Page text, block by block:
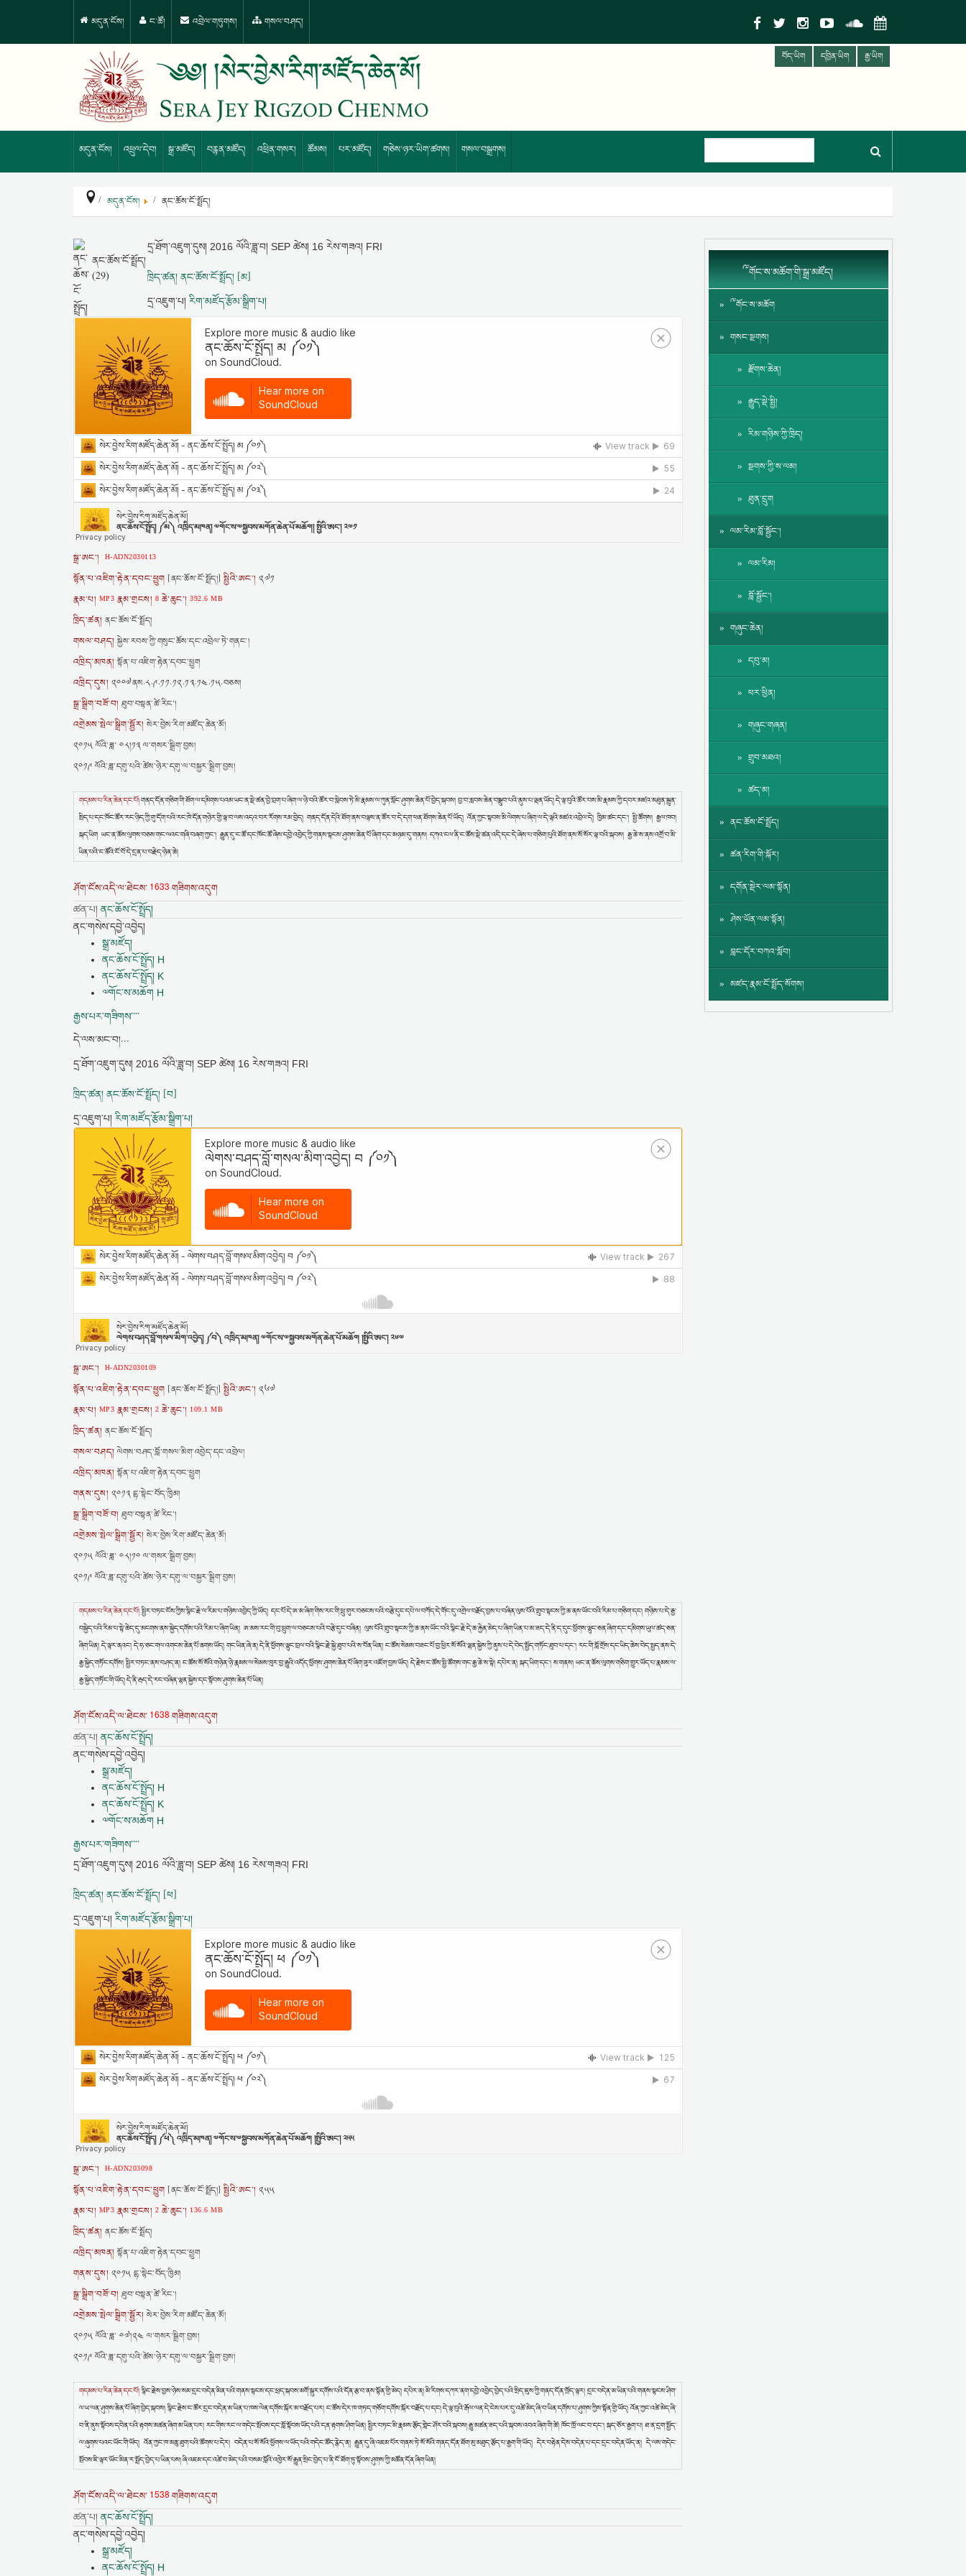
མདུན་ངོས། ང་ཚོ། འབྲེལ་གཏུགས། གསལ་བཤད།
བོད་ཡིག དབྱིན་ཡིག རྒྱ་ཡིག
མདུན་ངོས། འཕྲུལ་དེབ། སྒྲ་མཛོད། བརྙན་མཛོད། འཕྲིན་གསར། ཚོམས། པར་མཛོད། གཅེས་ཉར་ཡིག་ཚགས། གསལ་བསྒྲགས།
མདུན་ངོས། ནང་ཆོས་ངོ་སྤྲོད།
ནང་ཆོས་ངོ་སྤྲོད།
(29)
དྲ་ཐོག་འཇུག་དུས། 2016 ལོའི་ཟླ་བ། SEP ཚེས། 16 རེས་གཟའ། FRI
ཁྲིད་ཚན། ནང་ཆོས་ངོ་སྤྲོད། [མ]
དྲ་འཇུག་པ། རིག་མཛོད་རྩོམ་སྒྲིག་པ།
སྒྲ་ཨང་། H-ADN2030113
སྟོན་པ་འཇིག་རྟེན་དབང་ཕྱུག [ནང་ཆོས་ངོ་སྤྲོད།] སྤྱིའི་ཨང་། ༢༧༡
རྣམ་པ། MP3 རྣམ་གྲངས། 8 ཆེ་ཆུང་། 392.6 MB
ཁྲིད་ཚན།ནང་ཆོས་ངོ་སྤྲོད།
གསལ་བཤད།སྐྱེས་རབས་ཀྱི་གསུང་ཆོས་དང་འབྲེལ་ཏེ་གནང་།
འཁྲིད་མཁན།སྟོན་པ་འཇིག་རྟེན་དབང་ཕྱུག
འཁྲིད་དུས། ༢༠༠༧ནས.༨.༩.༡༡.༡༢.༡༣.༡༤.༡༥.བཅས།
སྒྲ་སྒྲིག་བཟོ་བ། ཐུབ་བསྟན་ཚེ་རིང་།
འགྲེམས་སྤེལ་སྒྲིག་སྦྱོར།སེར་བྱེས་རིག་མཛོད་ཆེན་མོ།
༢༠༡༥ ལོའི་ཟླ་ ༠༨།༡༣ ལ་གསར་སྒྲིག་བྱས།
༢༠༡༩ ལོའི་ཟླ་དགུ་པའི་ཚེས་ཉེར་དགུ་ལ་བསྐྱར་སྒྲིག་བྱས།
གདམས་པ་རིན་ཆེན་དང་པོ།གནད་དོན་གཅིག་གི་ཐོག་ལ་དམིགས་པའམ་ཡང་ན་སྡེ་ཚན་བྱེ་བྲག་པ་ཞིག་ལ་ཉེ་བའི་ཚོར་བ་སླེབས་ཏེ་མི་རྣམས་ལ་ཀུན་སློང་ཤུགས་ཆེན་པོ་བྱེད་སྐབས། བྱ་བ་རླབས་ཆེན་བསྒྲུབ་པའི་ནུས་པ་ལྡན་ཡོད། དེ་ལྟ་བུའི་ཚོར་བས་མི་རྣམས་ཀྱི་དབར་མཛའ་མཐུན་སྐྲུན་
སྲིད་པ་དང་ཁོང་ཚོར་རང་ཉིད་ཀྱི་གུ་དོག་པའི་རང་ཁེ་དོན་གཉེར་གྱི་ལྟ་བ་ལས་འདའ་བར་རོགས་རམ་བྱེད། གནད་དོན་དེའི་ཐོག་ནས་བལྟས་ན་ཚོར་བ་དེ་དག་ཕན་ཐོགས་ཆེན་པོ་ཡོད། འོན་ཀྱང་སྟབས་མི་ལེགས་པ་ཞིག་ལ་དེ་ལྟའི་མཛའ་འབྲེལ་དེ། ཁྱིམ་ཚང་དང་། སྤྱི་ཚོགས། རྒྱལ་ཁབ།
སྐད་ཡིག ཡང་ན་ཆོས་ལུགས་བཅས་གང་ལའང་གཞི་བཞག་ཀྱང་། རྒྱུན་དུ་ང་ཚོ་དང་ཁོང་ཚོ་ཞེས་དབྱེ་འབྱེད་ཀྱི་གནས་སྟངས་ཤུགས་ཆེན་པོ་ཞིག་དང་མཉམ་དུ་གནས། དཀའ་ངལ་ནི་ང་ཚོས་སྡེ་ཚན་འདི་དང་དེ་ཞེས་པ་གཅིག་པུའི་ཐོག་ནས་སོ་སོར་ལྟ་བའི་སྐབས། རྒྱ་ཆེ་ས་ནས་འགྲོ་བ་མི་
ཡིན་པའི་ང་ཚོའི་ངོ་བོ་དེ་དྲན་པ་བརྗེད་ཉེན་ཆེ།
ཤོག་ངོས་འདི་ལ་ཐེངས་ 1633 གཟིགས་འདུག
ཚན་པ། ནང་ཆོས་ངོ་སྤྲོད།
ནང་གསེས་དབྱེ་འབྱེད།
སྒྲ་མཛོད།
ནང་ཆོས་ངོ་སྤྲོད། H
ནང་ཆོས་ངོ་སྤྲོད། K
༧གོང་ས་མཆོག H
རྒྱས་པར་གཟིགས་་་་
དེ་ལས་མང་བ།...
དྲ་ཐོག་འཇུག་དུས། 2016 ལོའི་ཟླ་བ། SEP ཚེས། 16 རེས་གཟའ། FRI
ཁྲིད་ཚན། ནང་ཆོས་ངོ་སྤྲོད། [བ]
དྲ་འཇུག་པ། རིག་མཛོད་རྩོམ་སྒྲིག་པ།
སྒྲ་ཨང་། H-ADN2030109
སྟོན་པ་འཇིག་རྟེན་དབང་ཕྱུག [ནང་ཆོས་ངོ་སྤྲོད།] སྤྱིའི་ཨང་། ༢༦༧
རྣམ་པ། MP3 རྣམ་གྲངས། 2 ཆེ་ཆུང་། 109.1 MB
ཁྲིད་ཚན། ནང་ཆོས་ངོ་སྤྲོད།
གསལ་བཤད།ལེགས་བཤད་བློ་གསལ་མིག་འབྱེད་དང་འབྲེལ།
འཁྲིད་མཁན།སྟོན་པ་འཇིག་རྟེན་དབང་ཕྱུག
གནས་དུས། ༢༠༡༣ དྷ་སྟེང་བོད་ཁྱིམ།
སྒྲ་སྒྲིག་བཟོ་བ།ཐུབ་བསྟན་ཚེ་རིང་།
འགྲེམས་སྤེལ་སྒྲིག་སྦྱོར། སེར་བྱེས་རིག་མཛོད་ཆེན་མོ།
༢༠༡༥ ལོའི་ཟླ་ ༠༨།༡༠ ལ་གསར་སྒྲིག་བྱས།
༢༠༡༩ ལོའི་ཟླ་དགུ་པའི་ཚེས་ཉེར་དགུ་ལ་བསྐྱར་སྒྲིག་བྱས།
གདམས་པ་རིན་ཆེན་དང་པོ། སྤྱིར་བཏང་ངོས་ཀྱིས་སྙིང་རྗེ་ལ་རིམ་པ་གཉིས་འབྱེད་ཀྱི་ཡོད། དང་པོ་དེ་ཨ་མ་ཞིག་གིས་རང་གི་ཕྲུ་གུར་བཅངས་པའི་བརྩེ་དུང་དཔེ་ལ་བཀོད་དེ་གོང་དུ་འགྲེལ་བརྗོད་བྱས་པ་བཞིན་ལུས་པོའི་གྲུབ་སྟངས་ཀྱི་ཆ་ནས་ཡོང་བའི་རིམ་པ་གཅིག་དང། གཉིས་པ་དེ་རྒྱ་
བསྐྱེད་པའི་རིམ་པ་སྟེ་ཆེད་དུ་མངགས་ནས་སྐྱེད་དགོས་པའི་རིམ་པ་ཞིག་ཡིན། ཨ་མས་རང་གི་བུ་ཕྲུག་ལ་བཅངས་པའི་བརྩེ་དུང་བཞིན། ལུས་པོའི་གྲུབ་སྟངས་ཀྱི་ཆ་ནས་ཡོང་བའི་སྙིང་རྗེ་དེ་ཆ་རྐྱེན་མེད་པ་ཞིག་ཡིན་པ་མ་ཟད་དེ་ནི་ད་དུང་ཕྱོགས་ལྷུང་ཅན་ཞིག་དང་དམིགས་ཡུལ་ཚད་ཅན་
ཞིག་ཡིན། དེ་ལྟར་ནའང། དེ་ཧ་ཅང་གལ་འགངས་ཆེན་པོ་ཆགས་ཡོད། གང་ཡིན་ཞེ་ན། དེ་ནི་ཕྱོགས་ལྷུང་བྲལ་བའི་སྙིང་རྗེ་སྐྱེ་ཐུབ་པའི་ས་བོན་ཡིན། ང་ཚོས་སེམས་བཟང་པོ་བྱ་ཕྱིར་སོ་སོའི་ལྷན་སྐྱེས་ཀྱི་ནུས་པ་དེ་བེད་སྤྱོད་གཏོང་ཐུབ་པ་དང་། རང་གི་བློ་གྲོས་དང་ཡིད་ཆེས་བེད་སྤྱད་ནས་དེ་
རྒྱ་སྐྱེད་གཏོང་དགོས། སྤྱིར་བཏང་ནས་བཤད་ན། ང་ཚོས་སོ་སོའི་གཉེན་ཉེ་རྣམས་ལ་སེམས་ཁུར་བྱ་རྒྱུའི་འདོད་ཕྱོགས་ཤུགས་ཆེན་པོ་ཞིག་ཟུར་འཇོག་བྱས་ཡོད། དེ་རྗེས་ང་ཚོས་སྤྱི་ཚོགས་གང་རྒྱ་ཆེ་ས་སྟེ། དཔེར་ན། སྐད་ཡིག་དང་། ས་གནས། ཡང་ན་ཆོས་ལུགས་གཅིག་གྱུར་ཡོད་པ་རྣམས་ལ་
རྒྱ་སྐྱེད་གཏོང་གི་ཡོད། དེ་ནི་རྦད་དེ་རང་བཞིན་ལྷན་སྐྱེས་དང་སྟོབས་ཤུགས་ཆེན་པོ་ཡིན།
ཤོག་ངོས་འདི་ལ་ཐེངས་ 1638 གཟིགས་འདུག
ཚན་པ། ནང་ཆོས་ངོ་སྤྲོད།
ནང་གསེས་དབྱེ་འབྱེད།
སྒྲ་མཛོད།
ནང་ཆོས་ངོ་སྤྲོད། H
ནང་ཆོས་ངོ་སྤྲོད། K
༧གོང་ས་མཆོག H
རྒྱས་པར་གཟིགས་་་་
དྲ་ཐོག་འཇུག་དུས། 2016 ལོའི་ཟླ་བ། SEP ཚེས། 16 རེས་གཟའ། FRI
ཁྲིད་ཚན། ནང་ཆོས་ངོ་སྤྲོད། [ཕ]
དྲ་འཇུག་པ། རིག་མཛོད་རྩོམ་སྒྲིག་པ།
སྒྲ་ཨང་། H-ADN203098
སྟོན་པ་འཇིག་རྟེན་དབང་ཕྱུག [ནང་ཆོས་ངོ་སྤྲོད།] སྤྱིའི་ཨང་། ༢༥༥
རྣམ་པ། MP3 རྣམ་གྲངས། 2 ཆེ་ཆུང་། 136.6 MB
ཁྲིད་ཚན། ནང་ཆོས་ངོ་སྤྲོད།
འཁྲིད་མཁན།སྟོན་པ་འཇིག་རྟེན་དབང་ཕྱུག
གནས་དུས། ༢༠༡༥ དྷ་སྟེང་བོད་ཁྱིམ།
སྒྲ་སྒྲིག་བཟོ་བ།ཐུབ་བསྟན་ཚེ་རིང་།
འགྲེམས་སྤེལ་སྒྲིག་སྦྱོར།སེར་བྱེས་རིག་མཛོད་ཆེན་མོ།
༢༠༡༥ ལོའི་ཟླ་ ༠༧།༢༤ ལ་གསར་སྒྲིག་བྱས།
༢༠༡༩ ལོའི་ཟླ་དགུ་པའི་ཚེས་ཉེར་དགུ་ལ་བསྐྱར་སྒྲིག་བྱས།
གདམས་པ་རིན་ཆེན་དང་པོ། སྙིང་རྗེས་བྱས་ཉེས་སམ་དྲང་བདེན་མིན་པའི་གནས་སྟངས་དང་ཕྲད་སྐབས་མགོ་སྒུར་དགོས་པའི་དོན་རྩ་བ་ནས་སྟོན་གྱི་མེད། དཔེར་ན། མི་རིགས་དཀར་ནག་དབྱེ་འབྱེད་བྱེད་པའི་སྲིད་ཇུས་ཀྱི་གནད་དོན་ཁྲོད་ལྟར། དྲང་བདེན་མ་ཡིན་པའི་གནས་སྟངས་ཤིག་
ལ་ཡ་ལན་ཤུགས་ཆེན་པོ་ཞིག་བྱེད་སྐབས། སྙིང་རྗེས་ང་ཚོར་དྲང་བདེན་མ་ཡིན་པ་ཁས་ལེན་དགོས་སྐོར་མ་བརྗོད་པར། ང་ཚོས་དེར་ཁ་གཏད་གཅོག་དགོས་སྐོར་བརྗོད་པ་དང། དེ་ལྟ་བུའི་རྒོལ་ལན་དེ་ངེས་པར་དུ་འཚེ་མེད་ཞི་བ་ཡིན་དགོས་པ་ཤུགས་ཀྱིས་སྟོན་གྱི་ཡོད། འོན་ཀྱང་འཚེ་མེད་ཞི་
བ་ནི་ནུས་སྟོབས་དབེན་པའི་རྟགས་མཚན་ཞིག་མ་ཡིན་པར། རང་གིས་རང་ལ་གདེང་སྤོབས་དང་བློ་སྟོབས་ཡོད་པའི་དན་རྟགས་ཤིག་ཡིན། སྤྱིར་བཏང་མི་རྣམས་རྩོད་གླེང་ཤོར་བའི་སྐབས། རྒྱུ་མཚན་ཟད་པའི་སྐབས་འབའ་ཞིག་གི་ཚེ། ཁོང་ཁྲོ་ལང་བ་དང་། སྐད་ཅོར་རྒྱག་པ། ཐ་ན་དྲག་སྤྱོད་
ལ་ཞུགས་པའང་ཡོང་གི་ཡོད། འོན་ཀྱང་ཁ་མཆུ་ཐུག་པའི་ཚོགས་པ་དེར། བདེན་པ་སོ་སོའི་ཕྱོགས་ལ་ཡོད་པའི་གདེང་ཚོད་རྙེད་ན། རྒྱུན་དུ་ཞི་འཇམ་པོར་གནས་ཏེ་སོ་སོའི་གནད་དོན་ཐོག་མུ་མཐུད་རྩོད་པ་རྒྱག་གི་ཡོད། དེར་བརྟེན་དེས་བདེན་པ་དང་དྲང་བདེན་ཡོད་ན། དེ་ལས་གདེང་
སྤོབས་ཇི་ལྟར་ཡོང་མིན་ར་སྤྲོད་བྱེད་པ་ཡིན་པས། ཞི་འཇམ་དང་འཚེ་བ་མེད་པའི་བསམ་བློའི་འཁྱེར་སོ་རྒྱུན་སྲིང་བྱེད་པ་ནི་ངོ་ཐོག་ཏུ་སྟོབས་ཤུགས་ཀྱི་མཚོན་དོན་ཞིག་ཡིན།
ཤོག་ངོས་འདི་ལ་ཐེངས་ 1538 གཟིགས་འདུག
ཚན་པ། ནང་ཆོས་ངོ་སྤྲོད།
ནང་གསེས་དབྱེ་འབྱེད།
སྒྲ་མཛོད།
ནང་ཆོས་ངོ་སྤྲོད། H
༸གོང་ས་མཆོག་གི་སྒྲ་མཛོད།
༸གོང་ས་མཆོག
གསང་སྔགས།
རྫོགས་ཆེན།
རྒྱུད་སྡེ་སྤྱི།
རིམ་གཉིས་ཀྱི་ཁྲིད།
སྔགས་ཀྱི་ས་ལམ།
ཐུན་དྲུག
ལམ་རིམ་བློ་སྦྱོང་།
ལམ་རིམ།
བློ་སྦྱོང་།
གཞུང་ཆེན།
དབུ་མ།
ཕར་ཕྱིན།
གཞུང་གཞན།
གྲུབ་མཐའ།
ཚད་མ།
ནང་ཆོས་ངོ་སྤྲོད།
ཚན་རིག་གི་སྐོར།
དགོན་སྡེར་ལམ་སྟོན།
ཤེས་ཡོན་ལམ་སྟོན།
བླང་དོར་བཀའ་སློབ།
མཛད་རྣམ་ངོ་སྤྲོད་སོགས།